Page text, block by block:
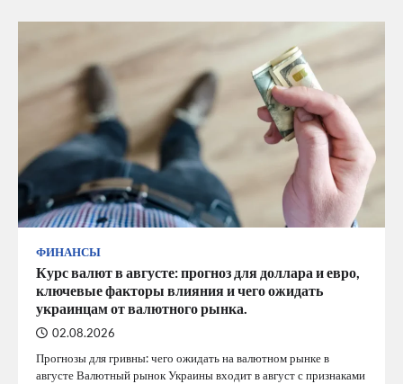
ФИНАНСЫ
Курс валют в августе: прогноз для доллара и евро,
ключевые факторы влияния и чего ожидать
украинцам от валютного рынка.
02.08.2026
Прогнозы для гривны: чего ожидать на валютном рынке в
августе Валютный рынок Украины входит в август с признаками